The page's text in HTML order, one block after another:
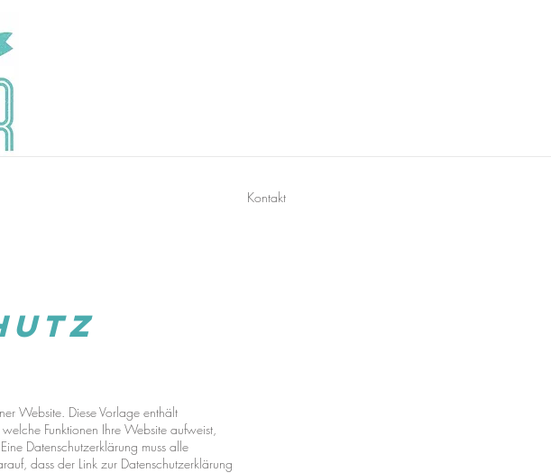
Kontakt
Website. Diese Vorlage enthält
Funktionen Ihre Website aufweist,
Datenschutzerklärung muss alle
dass der Link zur Datenschutzerklärung